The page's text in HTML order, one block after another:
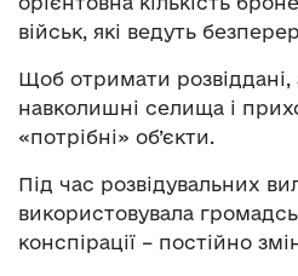
військ, які ведуть
Щоб отримати розвіддані,
навколишні селища і
«потрібні» об’єкти.
Під час розвідувальних
використовувала
конспірації – постійно